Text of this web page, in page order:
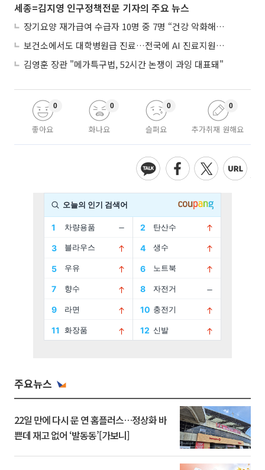
세종=김지영 인구정책전문 기자의 주요 뉴스
장기요양 재가급여 수급자 10명 중 7명 “건강 악화해도 집에서”
보건소에서도 대학병원급 진료…전국에 AI 진료지원도구 보급
김영훈 장관 "메가특구법, 52시간 논쟁이 과잉 대표돼"
좋아요
0
화나요
0
슬퍼요
0
추가취재 원해요
0
주요뉴스
22일 만에 다시 문 연 홈플러스…정상화 바
쁜데 재고 없어 ‘발동동’[가보니]